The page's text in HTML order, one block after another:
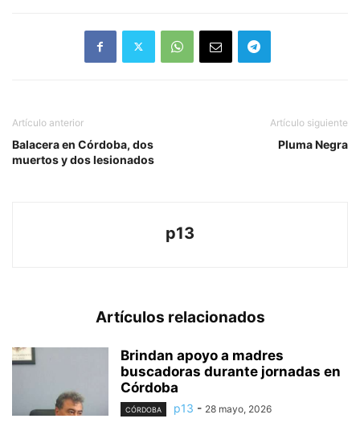
Artículo anterior
Balacera en Córdoba, dos
muertos y dos lesionados
Artículo siguiente
Pluma Negra
p13
Artículos relacionados
Brindan apoyo a madres
buscadoras durante jornadas en
Córdoba
CÓRDOBA p13 - 28 mayo, 2026